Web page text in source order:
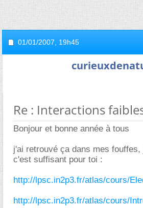
01/01/2007, 19h45
Re : Interactions
Bonjour et bonne année à tous
j'ai retrouvé ça dans mes
c'est suffisant pour toi :
http://lpsc.in2p3.fr/atlas/cours/
http://lpsc.in2p3.fr/atlas/cours/